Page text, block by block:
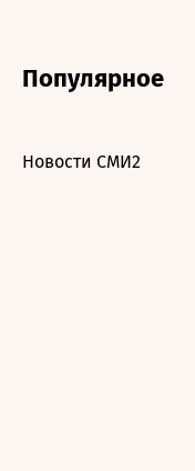
Популярное
Новости СМИ2